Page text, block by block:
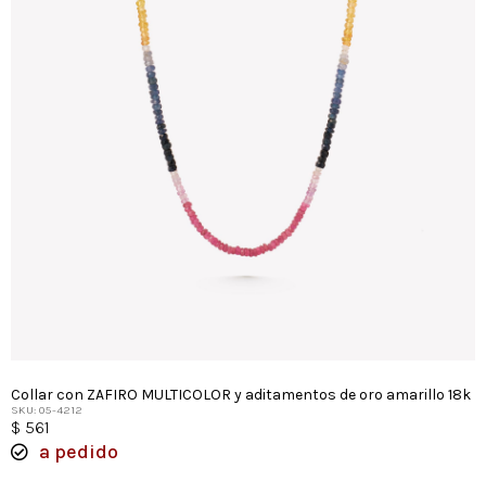
Collar con ZAFIRO MULTICOLOR y aditamentos de oro amarillo 18k
SKU: 05-4212
$ 561
a pedido